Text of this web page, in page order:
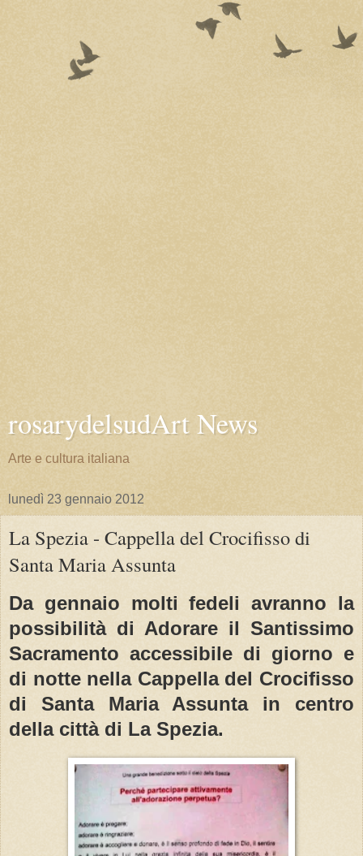
rosarydelsudArt News
Arte e cultura italiana
lunedì 23 gennaio 2012
La Spezia - Cappella del Crocifisso di
Santa Maria Assunta
Da gennaio molti fedeli avranno la
possibilità di Adorare il Santissimo
Sacramento accessibile di giorno e
di notte nella Cappella del Crocifisso
di Santa Maria Assunta in centro
della città di La Spezia.